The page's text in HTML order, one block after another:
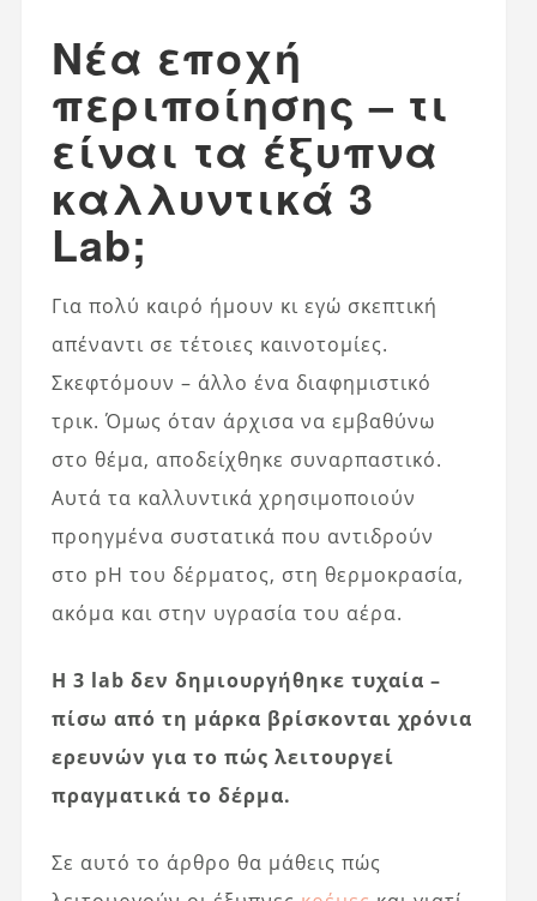
Νέα εποχή
περιποίησης – τι
είναι τα έξυπνα
καλλυντικά 3
Lab;
Για πολύ καιρό ήμουν κι εγώ σκεπτική
απέναντι σε τέτοιες καινοτομίες.
Σκεφτόμουν – άλλο ένα διαφημιστικό
τρικ. Όμως όταν άρχισα να εμβαθύνω
στο θέμα, αποδείχθηκε συναρπαστικό.
Αυτά τα καλλυντικά χρησιμοποιούν
προηγμένα συστατικά που αντιδρούν
στο pH του δέρματος, στη θερμοκρασία,
ακόμα και στην υγρασία του αέρα.
Η 3 lab δεν δημιουργήθηκε τυχαία –
πίσω από τη μάρκα βρίσκονται χρόνια
ερευνών για το πώς λειτουργεί
πραγματικά το δέρμα.
Σε αυτό το άρθρο θα μάθεις πώς